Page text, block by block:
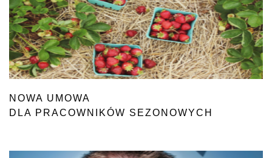
NOWA UMOWA
DLA PRACOWNIKÓW SEZONOWYCH